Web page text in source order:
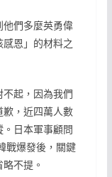
們多麼英勇偉
恩」的材料之
起，因為我們
，近四萬人數
日本軍事顧問
戰爆發後，關鍵
不提。